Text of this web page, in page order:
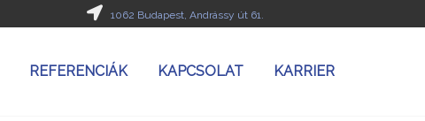
1062 Budapest, Andrássy út 61.
REFERENCIÁK KAPCSOLAT KARRIER